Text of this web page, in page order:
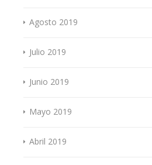
Agosto 2019
Julio 2019
Junio 2019
Mayo 2019
Abril 2019